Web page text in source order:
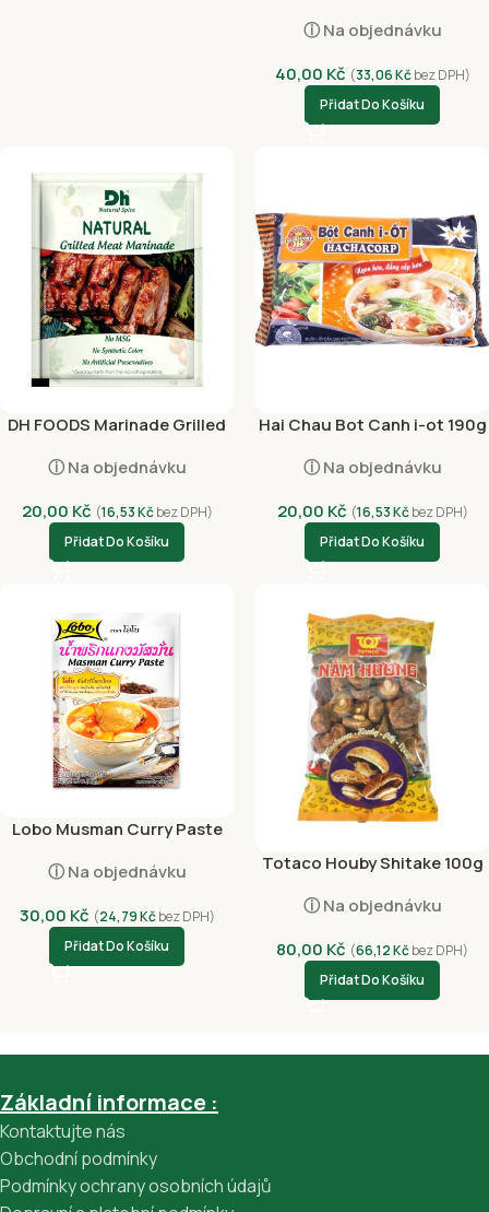
ⓘ Na objednávku
40,00 Kč (33,06Kčbez DPH)
Přidat Do Košíku
DH FOODS Marinade Grilled
ⓘ Na objednávku
20,00 Kč (16,53Kčbez DPH)
Přidat Do Košíku
Hai Chau Bot Canh i-ot 190g
ⓘ Na objednávku
20,00 Kč (16,53Kčbez DPH)
Přidat Do Košíku
Lobo Musman Curry Paste
ⓘ Na objednávku
30,00 Kč (24,79Kčbez DPH)
Přidat Do Košíku
Totaco Houby Shitake 100g
ⓘ Na objednávku
80,00 Kč (66,12Kčbez DPH)
Přidat Do Košíku
Základní informace :
Kontaktujte nás
Obchodní podmínky
Podmínky ochrany osobních údajů